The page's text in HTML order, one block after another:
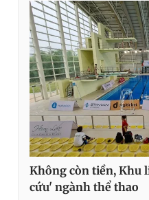
Không còn tiền, Khu
cứu' ngành thể thao